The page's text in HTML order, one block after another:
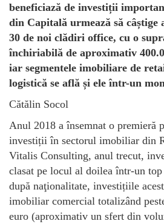
beneficiază de investiții
din Capitală urmează să câștige
30 de noi clădiri office, cu o
închiriabilă de aproximativ
iar segmentele imobiliare de
logistică se află și ele într-un
Cătălin Socol
Anul 2018 a însemnat o premieră
investiții în sectorul imobiliar din
Vitalis Consulting, anul trecut,
clasat pe locul al doilea într-un
după naţionalitate, investițiile
imobiliar comercial totalizând
euro (aproximativ un sfert din